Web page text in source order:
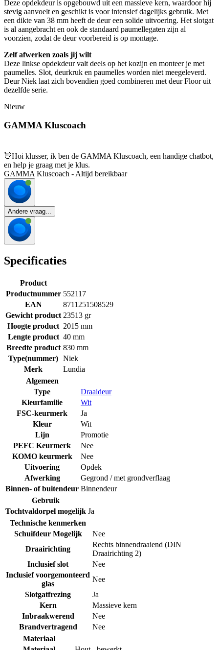
Deze opdekdeur is opgebouwd uit een massieve kern, waardoor hij
stevig aanvoelt en geschikt is voor intensief dagelijks gebruik. Met
een dikte van 38 mm heeft de deur een solide uitvoering. Het slotgat
is al aangebracht en ook de standaard paumellegaten zijn al
voorzien, zodat de deur voorbereid is op montage.
Zelf afwerken zoals jij wilt
Deze linkse opdekdeur valt deels op het kozijn en monteer je met
paumelles. Slot, deurkruk en paumelles worden niet meegeleverd.
Deur Niek laat zich bovendien goed combineren met deur Floor uit
dezelfde serie.
Nieuw
GAMMA Kluscoach
👋Hoi klusser, ik ben de GAMMA Kluscoach, een handige chatbot,
en help je graag met je klus.
GAMMA Kluscoach - Altijd bereikbaar
Andere vraag...
Specificaties
Product
Productnummer 552117
EAN
8711251508529
Gewicht product 23513 gr
Hoogte product 2015 mm
Lengte product 40 mm
Breedte product 830 mm
Type(nummer) Niek
Merk
Lundia
Algemeen
Type
Draaideur
Kleurfamilie
Wit
FSC-keurmerk
Ja
Kleur
Wit
Lijn
Promotie
PEFC Keurmerk
Nee
KOMO keurmerk
Nee
Uitvoering
Opdek
Afwerking
Gegrond / met grondverflaag
Binnen- of buitendeur Binnendeur
Gebruik
Tochtvaldorpel mogelijk Ja
Technische kenmerken
Schuifdeur Mogelijk
Nee
Draairichting
Rechts binnendraaiend (DIN
Draairichting 2)
Inclusief slot
Nee
Inclusief voorgemonteerd
glas
Nee
Slotgatfrezing
Ja
Kern
Massieve kern
Inbraakwerend
Nee
Brandvertragend
Nee
Materiaal